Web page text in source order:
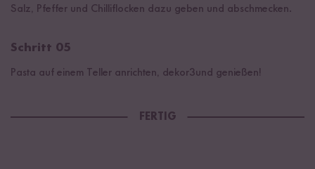
Salz, Pfeffer und Chilliflocken dazu geben und abschmecken.
Schritt 05
Pasta auf einem Teller anrichten, dekor3und genießen!
FERTIG